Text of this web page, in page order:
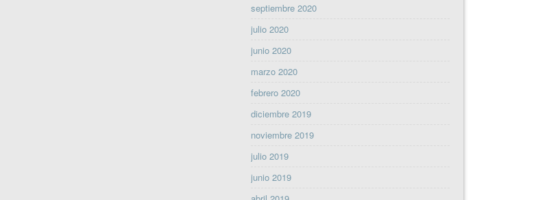
septiembre 2020
julio 2020
junio 2020
marzo 2020
febrero 2020
diciembre 2019
noviembre 2019
julio 2019
junio 2019